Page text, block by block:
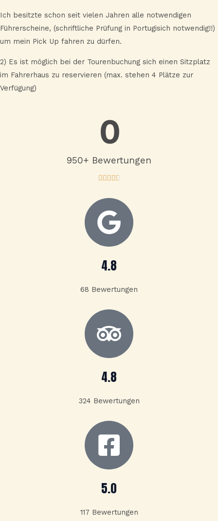
Ich besitzte schon seit vielen Jahren alle notwendigen
Führerscheine, (schriftliche Prüfung in Portugisich notwendig!!)
um mein Pick Up fahren zu dürfen.
2) Es ist möglich bei der Tourenbuchung sich einen Sitzplatz
im Fahrerhaus zu reservieren (max. stehen 4 Plätze zur
Verfügung)
950+ Bewertungen
0
    
7
5
4.8
68 Bewertungen
4.8
324 Bewertungen
5.0
117 Bewertungen